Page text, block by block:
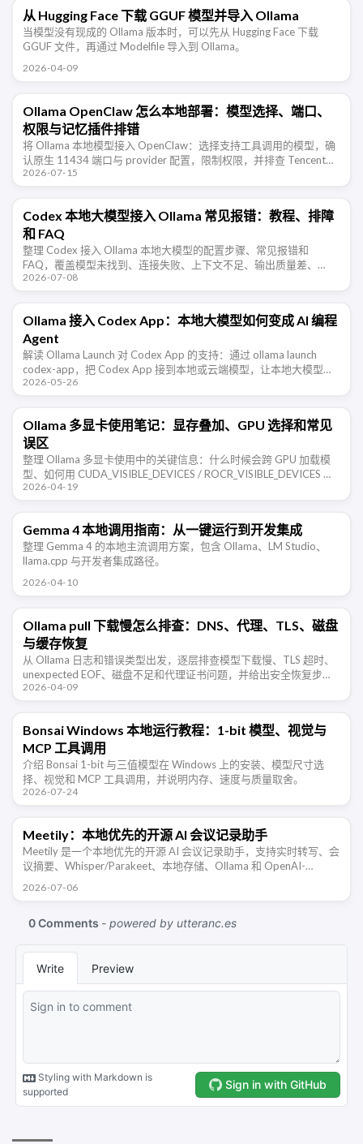
从 Hugging Face 下载 GGUF 模型并导入 Ollama
当模型没有现成的 Ollama 版本时，可以先从 Hugging Face 下载
GGUF 文件，再通过 Modelfile 导入到 Ollama。
2026-04-09
Ollama OpenClaw 怎么本地部署：模型选择、端口、
权限与记忆插件排错
将 Ollama 本地模型接入 OpenClaw：选择支持工具调用的模型，确
认原生 11434 端口与 provider 配置，限制权限，并排查 TencentDB
Agent Memory 的长期记 …
2026-07-15
Codex 本地大模型接入 Ollama 常见报错：教程、排障
和 FAQ
整理 Codex 接入 Ollama 本地大模型的配置步骤、常见报错和
FAQ，覆盖模型未找到、连接失败、上下文不足、输出质量差、
Windows/WSL 访问等排障场景。
2026-07-08
Ollama 接入 Codex App：本地大模型如何变成 AI 编程
Agent
解读 Ollama Launch 对 Codex App 的支持：通过 ollama launch
codex-app，把 Codex App 接到本地或云端模型，让本地大模型从
聊天工具进入 AI 编 …
2026-05-26
Ollama 多显卡使用笔记：显存叠加、GPU 选择和常见
误区
整理 Ollama 多显卡使用中的关键信息：什么时候会跨 GPU 加载模
型、如何用 CUDA_VISIBLE_DEVICES / ROCR_VISIBLE_DEVICES 限
制显卡、显存是否能叠加、不 …
2026-04-19
Gemma 4 本地调用指南：从一键运行到开发集成
整理 Gemma 4 的本地主流调用方案，包含 Ollama、LM Studio、
llama.cpp 与开发者集成路径。
2026-04-10
Ollama pull 下载慢怎么排查：DNS、代理、TLS、磁盘
与缓存恢复
从 Ollama 日志和错误类型出发，逐层排查模型下载慢、TLS 超时、
unexpected EOF、磁盘不足和代理证书问题，并给出安全恢复步
骤。
2026-04-09
Bonsai Windows 本地运行教程：1-bit 模型、视觉与
MCP 工具调用
介绍 Bonsai 1-bit 与三值模型在 Windows 上的安装、模型尺寸选
择、视觉和 MCP 工具调用，并说明内存、速度与质量取舍。
2026-07-24
Meetily：本地优先的开源 AI 会议记录助手
Meetily 是一个本地优先的开源 AI 会议记录助手，支持实时转写、会
议摘要、Whisper/Parakeet、本地存储、Ollama 和 OpenAI-
2026-07-06